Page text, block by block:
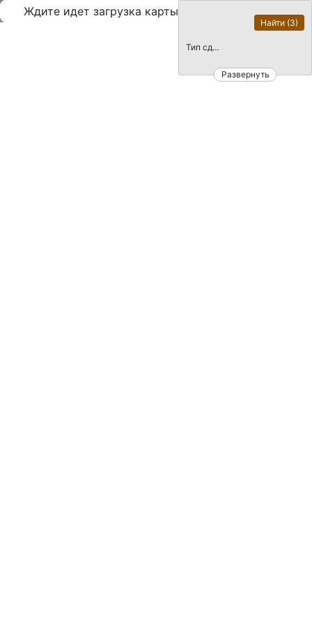
Тип сделки:
Найти (3)
Развернуть
Ждите идет загрузка карты